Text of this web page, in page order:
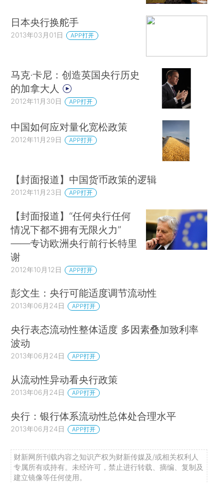
日本央行换舵手
2013年03月01日 APP打开
马克·卡尼：创造英国央行历史
的加拿大人
2012年11月30日 APP打开
中国如何应对量化宽松政策
2012年11月29日 APP打开
【封面报道】中国货币政策的逻辑
2012年11月23日 APP打开
【封面报道】“任何央行任何
情况下都不拥有无限火力”
——专访欧洲央行前行长特里
谢
2012年10月12日 APP打开
彭文生：央行可能适度调节流动性
2013年06月24日 APP打开
央行表态流动性整体适度 多因素叠加致利率
波动
2013年06月24日 APP打开
从流动性异动看央行政策
2013年06月24日 APP打开
央行：银行体系流动性总体处合理水平
2013年06月24日 APP打开
财新网所刊载内容之知识产权为财新传媒及/或相关权利人
专属所有或持有。未经许可，禁止进行转载、摘编、复制及
建立镜像等任何使用。